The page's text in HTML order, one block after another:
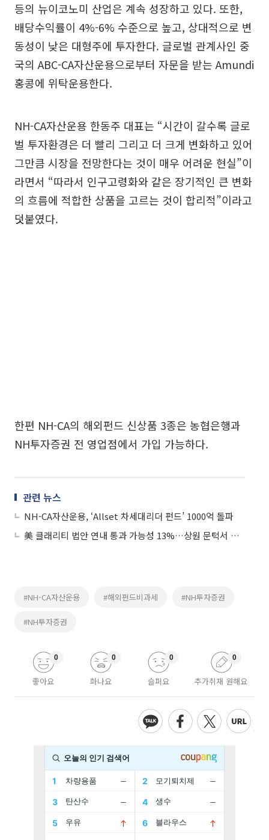
등의 뉴이코노미 산업은 계속 성장하고 있다. 또한,
배당수익률이 4%-6% 수준으로 높고, 상대적으로 변
동성이 낮은 대형주에 투자한다. 글로벌 관계사인 중
국의 ABC-CA자산운용으로부터 자문을 받는 Amundi
홍콩에 위탁운용한다.
NH-CA자산운용 한동주 대표는 “시간이 갈수록 글로
벌 투자환경은 더 빨리 그리고 더 크게 변화하고 있어
그만큼 시장을 전망한다는 것이 매우 어려운 현실”이
라면서 “따라서 인구고령화와 같은 장기적인 큰 변화
의 흐름에 적합한 상품을 고르는 것이 합리적”이라고
덧붙였다.
한편 NH-CA의 해외펀드 신상품 3종은 농협은행과
NH투자증권 전 영업점에서 가입 가능하다.
관련 뉴스
NH-CA자산운용, ‘Allset 차세대리더 펀드’ 1000억 돌파
美 클래리티 법안 연내 통과 가능성 13%…상원 문턱서 제동
#NH-CA자산운용 #해외펀드비과세 #NH투자증권
#NH투자증권
좋아요
0
화나요
0
슬퍼요
0
추가취재 원해요
0